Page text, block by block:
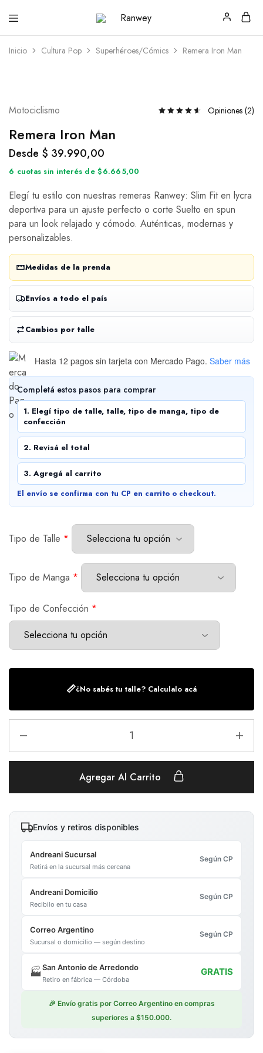
Ranwey
|
Tu
Estilo,
Estilo,
Tu
Diseño
Inicio Cultura Pop Superhéroes/Cómics Remera Iron Man
Motociclismo Opiniones (2)
Remera Iron Man
Desde $ 39.990,00
6 cuotas sin interés de $6.665,00
Elegí tu estilo con nuestras remeras Ranwey: Slim Fit en lycra
deportiva para un ajuste perfecto o corte Suelto en spun
para un look relajado y cómodo. Auténticas, modernas y
personalizables.
Medidas de la prenda
Envíos a todo el país
Cambios por talle
Hasta 12 pagos sin tarjeta con Mercado Pago. Saber más
Completá estos pasos para comprar
1. Elegí tipo de talle, talle, tipo de manga, tipo de
confección
2. Revisá el total
3. Agregá al carrito
El envío se confirma con tu CP en carrito o checkout.
Tipo de Talle *
Tipo de Manga *
Tipo de Confección *
📏¿No sabés tu talle? Calculalo acá
Agregar Al Carrito
Envíos y retiros disponibles
Andreani Sucursal
Retirá en la sucursal más cercana
Según CP
Andreani Domicilio
Recibilo en tu casa
Según CP
Correo Argentino
Sucursal o domicilio — según destino
Según CP
🏭San Antonio de Arredondo
Retiro en fábrica — Córdoba
GRATIS
🎉 Envío gratis por Correo Argentino en compras
superiores a $150.000.